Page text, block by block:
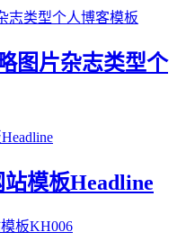
图片杂志类型个
模板Headline